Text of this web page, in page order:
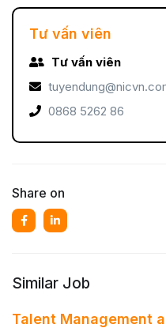
Tư vấn viên
Tư vấn viên
0868 5262 86
Share on
Similar Job
Talent Management